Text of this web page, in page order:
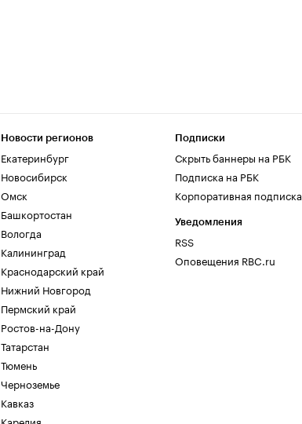
Новости регионов
Екатеринбург
Новосибирск
Омск
Башкортостан
Вологда
Калининград
Краснодарский край
Нижний Новгород
Пермский край
Ростов-на-Дону
Татарстан
Тюмень
Черноземье
Кавказ
Карелия
Подписки
Скрыть баннеры на РБК
Подписка на РБК
Корпоративная подписка
Уведомления
RSS
Оповещения RBC.ru